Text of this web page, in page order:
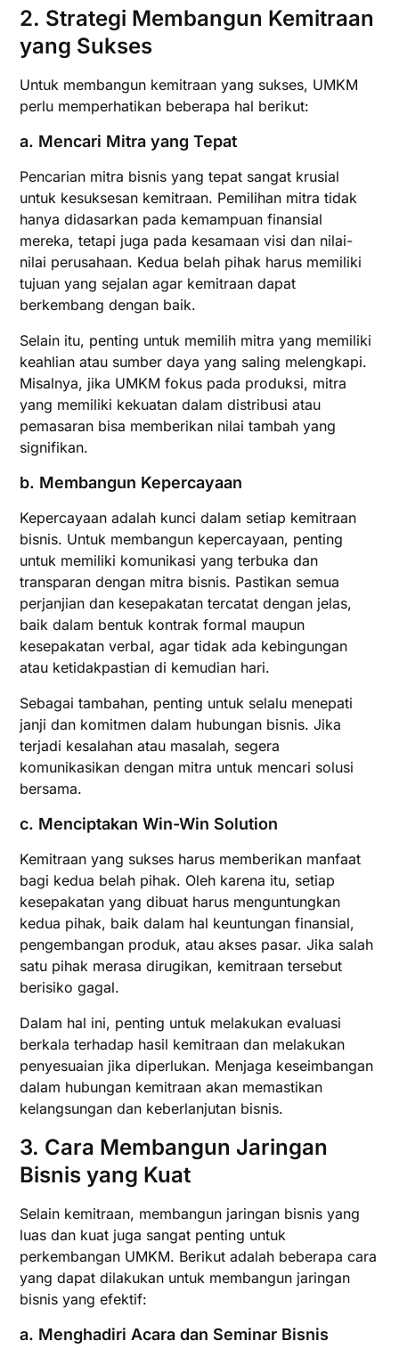
2. Strategi Membangun Kemitraan
yang Sukses
Untuk membangun kemitraan yang sukses, UMKM
perlu memperhatikan beberapa hal berikut:
a. Mencari Mitra yang Tepat
Pencarian mitra bisnis yang tepat sangat krusial
untuk kesuksesan kemitraan. Pemilihan mitra tidak
hanya didasarkan pada kemampuan finansial
mereka, tetapi juga pada kesamaan visi dan nilai-
nilai perusahaan. Kedua belah pihak harus memiliki
tujuan yang sejalan agar kemitraan dapat
berkembang dengan baik.
Selain itu, penting untuk memilih mitra yang memiliki
keahlian atau sumber daya yang saling melengkapi.
Misalnya, jika UMKM fokus pada produksi, mitra
yang memiliki kekuatan dalam distribusi atau
pemasaran bisa memberikan nilai tambah yang
signifikan.
b. Membangun Kepercayaan
Kepercayaan adalah kunci dalam setiap kemitraan
bisnis. Untuk membangun kepercayaan, penting
untuk memiliki komunikasi yang terbuka dan
transparan dengan mitra bisnis. Pastikan semua
perjanjian dan kesepakatan tercatat dengan jelas,
baik dalam bentuk kontrak formal maupun
kesepakatan verbal, agar tidak ada kebingungan
atau ketidakpastian di kemudian hari.
Sebagai tambahan, penting untuk selalu menepati
janji dan komitmen dalam hubungan bisnis. Jika
terjadi kesalahan atau masalah, segera
komunikasikan dengan mitra untuk mencari solusi
bersama.
c. Menciptakan Win-Win Solution
Kemitraan yang sukses harus memberikan manfaat
bagi kedua belah pihak. Oleh karena itu, setiap
kesepakatan yang dibuat harus menguntungkan
kedua pihak, baik dalam hal keuntungan finansial,
pengembangan produk, atau akses pasar. Jika salah
satu pihak merasa dirugikan, kemitraan tersebut
berisiko gagal.
Dalam hal ini, penting untuk melakukan evaluasi
berkala terhadap hasil kemitraan dan melakukan
penyesuaian jika diperlukan. Menjaga keseimbangan
dalam hubungan kemitraan akan memastikan
kelangsungan dan keberlanjutan bisnis.
3. Cara Membangun Jaringan
Bisnis yang Kuat
Selain kemitraan, membangun jaringan bisnis yang
luas dan kuat juga sangat penting untuk
perkembangan UMKM. Berikut adalah beberapa cara
yang dapat dilakukan untuk membangun jaringan
bisnis yang efektif:
a. Menghadiri Acara dan Seminar Bisnis